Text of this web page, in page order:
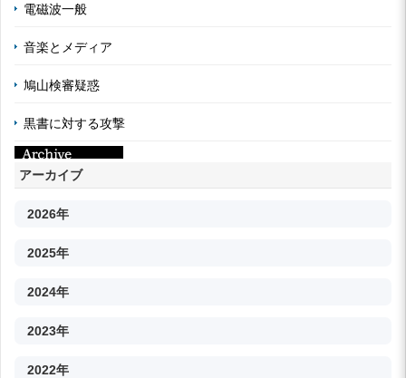
電磁波一般
音楽とメディア
鳩山検審疑惑
黒書に対する攻撃
アーカイブ
2026年
2025年
2024年
2023年
2022年